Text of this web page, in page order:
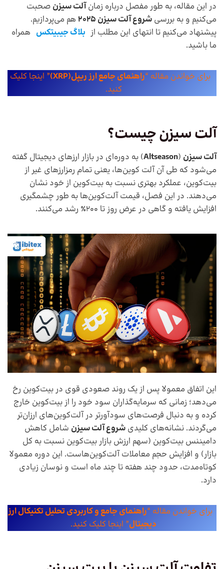
در این مقاله، به طور مفصل درباره زمانآلت سیزن صحبت
می‌کنیم و به بررسی شروع آلت سیزن 2025
هم می‌پردازیم.
پیشنهاد می‌کنیم تا انتهای این مطلب از بلاگ جیبیتکس همراه
ما باشید.
برای خواندن مقاله “راهنمای جامع ارز ریپل(XRP)
” اینجا کلیک
کنید.
آلت سیزن چیست؟
آلت سیزن (
Altseason) به دوره‌ای در بازار ارزهای دیجیتال گفته
می‌شود که طی آن آلت کوین‌ها، یعنی تمام رمزارزهای غیر از
بیت‌کوین، عملکرد بهتری نسبت به بیت‌کوین از خود نشان
می‌دهند. در این فصل، قیمت آلت‌کوین‌ها به طور چشمگیری
افزایش یافته و گاهی در عرض روز تا ۲۰۰٪ رشد می‌کنند.
این اتفاق معمولا پس از یک روند صعودی قوی در بیت‌کوین رخ
می‌دهد؛ زمانی که سرمایه‌گذاران سود خود را از بیت‌کوین خارج
کرده و به دنبال فرصت‌های سودآورتر در آلت‌کوین‌های ارزان‌تر
می‌گردند. نشانه‌های کلیدی شروع آلت سیزن شامل کاهش
دامیننس بیت‌کوین (سهم ارزش بازار بیت‌کوین نسبت به کل
بازار) و افزایش حجم معاملات آلت‌کوین‌هاست. این دوره معمولا
کوتاه‌مدت، حدود چند هفته تا چند ماه است و نوسان زیادی
دارد.
برای خواندن مقاله “راهنمای جامع و کاربردی تحلیل تکنیکال ارز
دیجیتال” اینجا کلیک کنید.